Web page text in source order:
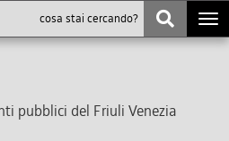
pubblici del Friuli Venezia